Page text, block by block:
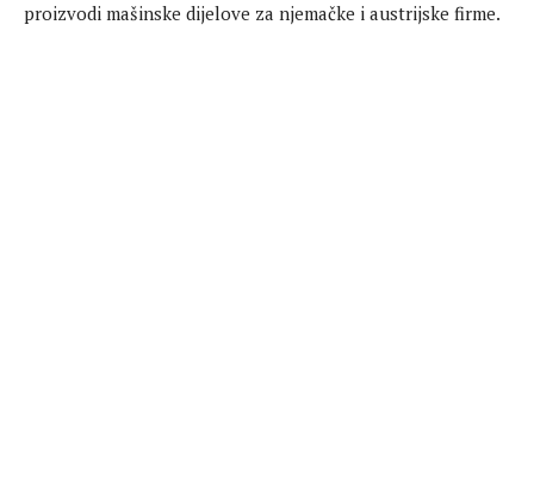
proizvodi mašinske dijelove za njemačke i austrijske firme.